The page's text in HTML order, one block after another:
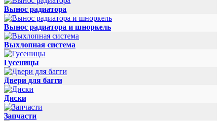
Вынос радиатора
Вынос радиатора и шноркель
Выхлопная система
Гусеницы
Двери для багги
Диски
Запчасти